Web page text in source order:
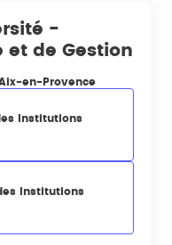
-
et de Gestion
en-Provence
Institutions
Institutions